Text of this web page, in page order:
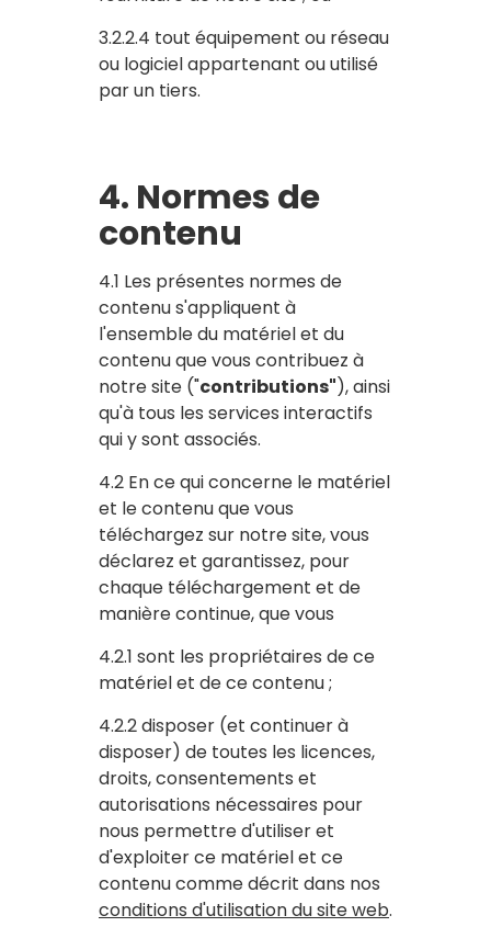
3.2.2.4 tout équipement ou réseau
ou logiciel appartenant ou utilisé
par un tiers.
4. Normes de
contenu
4.1 Les présentes normes de
contenu s'appliquent à
l'ensemble du matériel et du
contenu que vous contribuez à
notre site ("contributions"), ainsi
qu'à tous les services interactifs
qui y sont associés.
4.2 En ce qui concerne le matériel
et le contenu que vous
téléchargez sur notre site, vous
déclarez et garantissez, pour
chaque téléchargement et de
manière continue, que vous
4.2.1 sont les propriétaires de ce
matériel et de ce contenu ;
4.2.2 disposer (et continuer à
disposer) de toutes les licences,
droits, consentements et
autorisations nécessaires pour
nous permettre d'utiliser et
d'exploiter ce matériel et ce
contenu comme décrit dans nos
conditions d'utilisation du site web.